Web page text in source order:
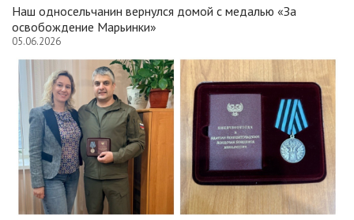
Наш односельчанин вернулся домой с медалью «За
освобождение Марьинки»
05.06.2026